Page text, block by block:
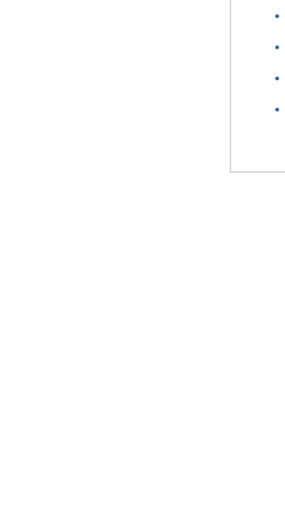
•
•
•
•